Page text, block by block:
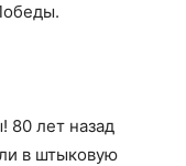
80 лет назад
в штыковую